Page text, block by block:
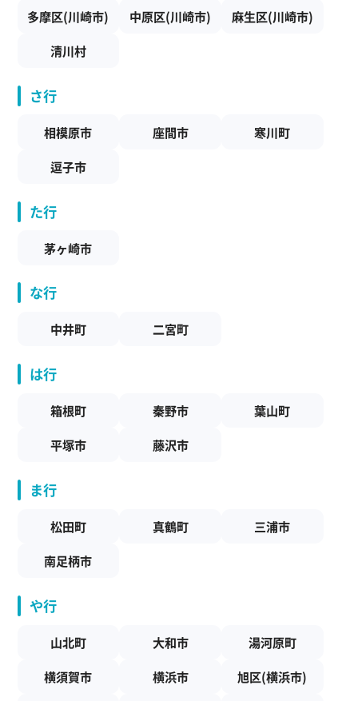
多摩区(川崎市)
中原区(川崎市)
麻生区(川崎市)
清川村
さ行
相模原市 座間市
寒川町
逗子市
た行
茅ヶ崎市
な行
中井町 二宮町
は行
箱根町 秦野市
葉山町
平塚市
藤沢市
ま行
松田町 真鶴町
三浦市
南足柄市
や行
山北町 大和市
湯河原町
横須賀市
横浜市
旭区(横浜市)